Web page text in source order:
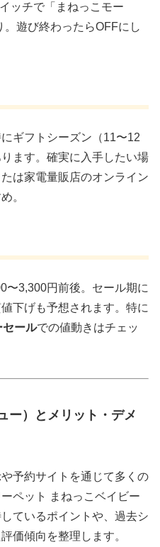
ッチで「まねっこモー
。遊び終わったらOFFにし
ギフトシーズン（11〜12
ます。確実に入手したい場
は家電量販店のオンライン
。
〜3,300円前後。セール期に
下げも予想されます。特に
セールでの値動きはチェッ
ー）とメリット・デメ
予約サイトを通じて多くの
ペット まねっこベイビー
ているポイントや、過去シ
価傾向を整理します。